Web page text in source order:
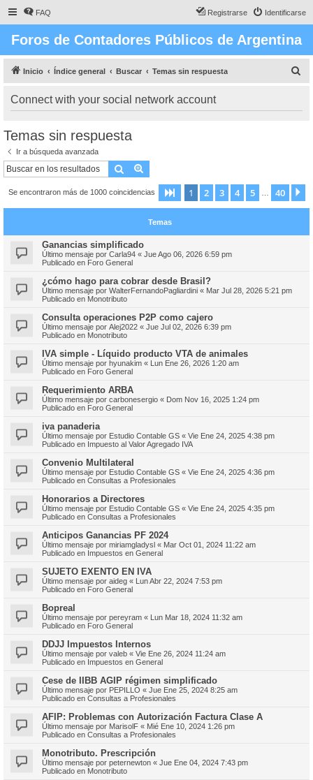
FAQ Identificarse
Registrarse
Foros de Contadores Públicos de Argentina
Inicio Índice general Buscar Temas sin respuesta
Connect with your social network account
Temas sin respuesta
Ir a búsqueda avanzada
Buscar
Se encontraron más de 1000 coincidencias Página de 40
1 2 3 4 5 40
Temas
Ganancias simplificado
Último mensaje por Carla94 « Jue Ago 06, 2026 6:59 pm
Publicado en Foro General
¿cómo hago para cobrar desde Brasil?
Último mensaje por WalterFernandoPagliardini « Mar Jul 28, 2026 5:21 pm
Publicado en Monotributo
Consulta operaciones P2P como cajero
Último mensaje por Alej2022 « Jue Jul 02, 2026 6:39 pm
Publicado en Monotributo
IVA simple - Líquido producto VTA de animales
Último mensaje por hyunakim « Lun Ene 26, 2026 1:20 am
Publicado en Foro General
Requerimiento ARBA
Último mensaje por carbonesergio « Dom Nov 16, 2025 1:24 pm
Publicado en Foro General
iva panaderia
Último mensaje por Estudio Contable GS « Vie Ene 24, 2025 4:38 pm
Publicado en Impuesto al Valor Agregado IVA
Convenio Multilateral
Último mensaje por Estudio Contable GS « Vie Ene 24, 2025 4:36 pm
Publicado en Consultas a Profesionales
Honorarios a Directores
Último mensaje por Estudio Contable GS « Vie Ene 24, 2025 4:35 pm
Publicado en Consultas a Profesionales
Anticipos Ganancias PF 2024
Último mensaje por miriamgladysl « Mar Oct 01, 2024 11:22 am
Publicado en Impuestos en General
SUJETO EXENTO EN IVA
Último mensaje por aideg « Lun Abr 22, 2024 7:53 pm
Publicado en Foro General
Bopreal
Último mensaje por pereyram « Lun Mar 18, 2024 11:32 am
Publicado en Foro General
DDJJ Impuestos Internos
Último mensaje por valeb « Vie Ene 26, 2024 11:24 am
Publicado en Impuestos en General
Cese de IIBB AGIP régimen simplificado
Último mensaje por PEPILLO « Jue Ene 25, 2024 8:25 am
Publicado en Consultas a Profesionales
AFIP: Problemas con Autorización Factura Clase A
Último mensaje por MarisolF « Mié Ene 10, 2024 1:26 pm
Publicado en Consultas a Profesionales
Monotributo. Prescripción
Último mensaje por peternewton « Jue Ene 04, 2024 7:43 pm
Publicado en Monotributo